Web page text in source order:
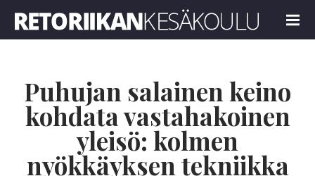
MENU
Puhujan salainen keino
kohdata vastahakoinen
yleisö: kolmen
nyökkäyksen tekniikka